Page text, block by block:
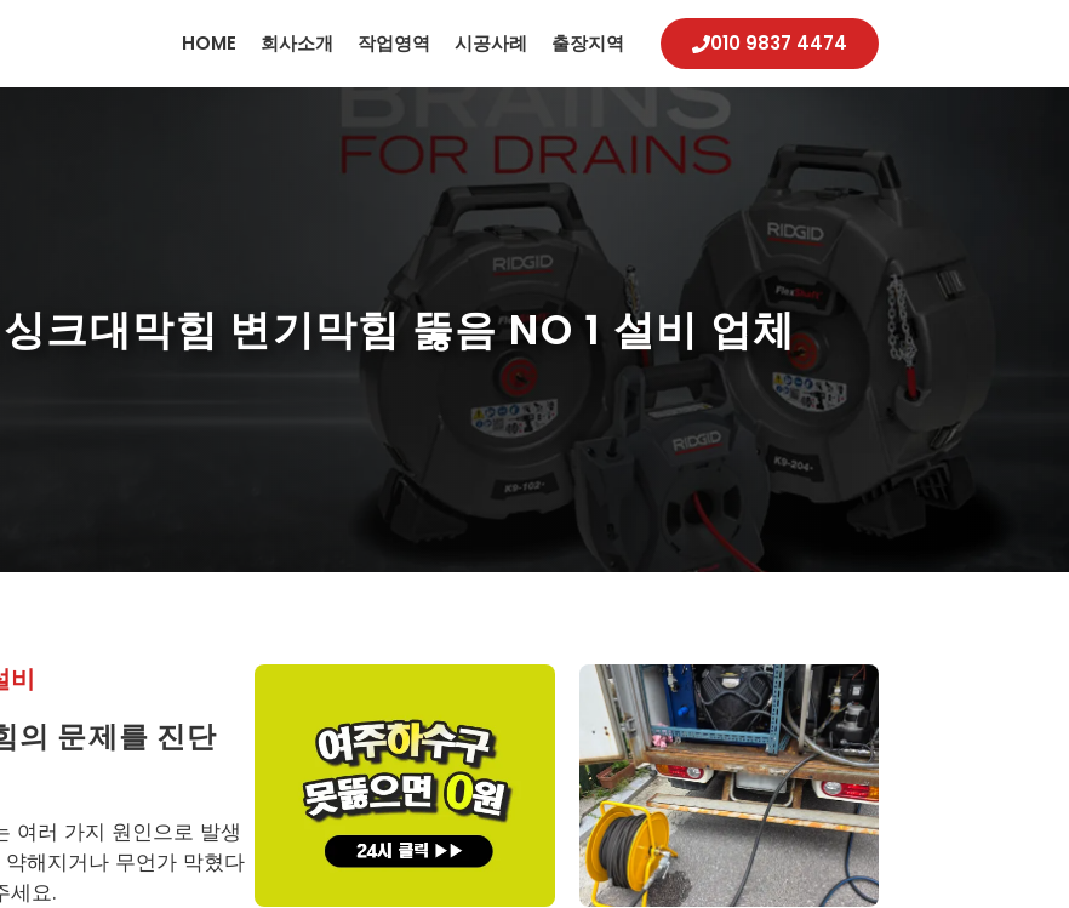
HOME 회사소개 작업영역 시공사례 출장지역 010 9837 4474
크대막힘 변기막힘 뚫음 NO 1 설비 업체
비
의 문제를 진단
여러 가지 원인으로 발생
해지거나 무언가 막혔다
세요.